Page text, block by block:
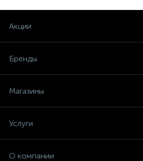
Акции
Бренды
Магазины
Услуги
О компании